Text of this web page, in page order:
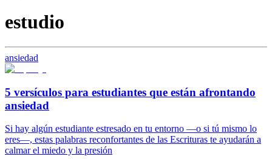
estudio
ansiedad
5 versículos para estudiantes que están afrontando
ansiedad
Si hay algún estudiante estresado en tu entorno —o si tú mismo lo
eres—, estas palabras reconfortantes de las Escrituras te ayudarán a
calmar el miedo y la presión